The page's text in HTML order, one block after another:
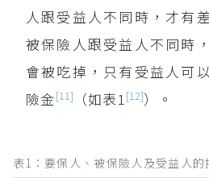
人跟受益人不同時，才有
被保險人跟受益人不同時
會被吃掉，只有受益人可
險金[11] （如表1[12]）。
表1：要保人、被保險人及受益人